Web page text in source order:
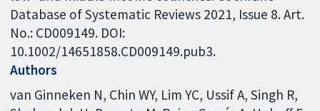
Database of Systematic Reviews 2021, Issue 8. Art.
No.: CD009149. DOI:
10.1002/14651858.CD009149.pub3.
Authors
van Ginneken N Chin WY Lim YC Ussif A Singh R